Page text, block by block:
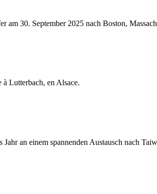
am 30. September 2025 nach Boston,
à Lutterbach, en Alsace.
an einem spannenden Austausch nach